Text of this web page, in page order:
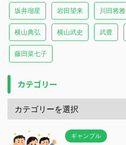
坂井瑠星 岩田望来 川田将雅
横山典弘 横山武史 武豊
藤田菜七子
カテゴリー
ギャンブル